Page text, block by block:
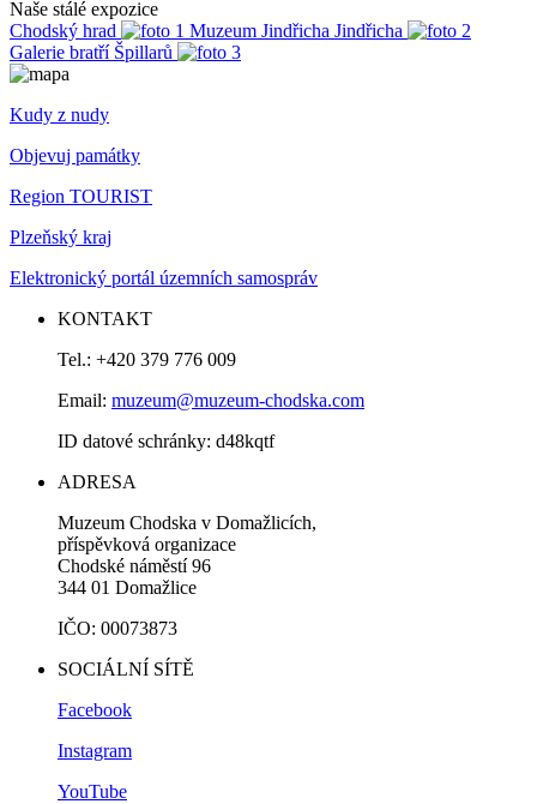
Naše stálé expozice
Chodský hrad
Muzeum Jindřicha Jindřicha
Galerie bratří Špillarů
Kudy z nudy
Objevuj památky
Region TOURIST
Plzeňský kraj
Elektronický portál územních samospráv
KONTAKT
Tel.: +420 379 776 009
Email: muzeum@muzeum-chodska.com
ID datové schránky: d48kqtf
ADRESA
Muzeum Chodska v Domažlicích,
příspěvková organizace
Chodské náměstí 96
344 01 Domažlice
IČO: 00073873
SOCIÁLNÍ SÍTĚ
Facebook
Instagram
YouTube